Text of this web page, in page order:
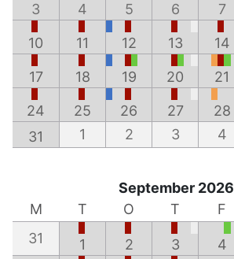
3 4 5 6 7
10 11 12 13 14
17 18 19 20 21
24 25 26 27 28
31
1 2 3 4
September 2026
M
T O T F
31
1 2 3 4